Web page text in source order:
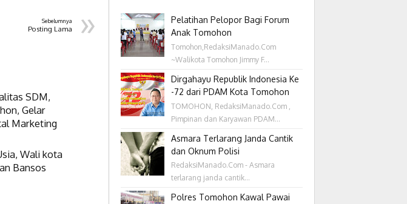
»
Sebelumnya
Posting Lama
SDM,
Gelar
Marketing
Wali kota
Bansos
Pelatihan Pelopor Bagi Forum
Anak Tomohon
Tomohon,RedaksiManado.Com
~Walikota Tomohon Jimmy F...
Dirgahayu Republik Indonesia Ke
-72 dari PDAM Kota Tomohon
TOMOHON, RedaksiManado.Com ,
Pimpinan dan Karyawan PDAM...
Asmara Terlarang Janda Cantik
dan Oknum Polisi
RedaksiManado.Com - Asmara
terlarang janda cantik...
Polres Tomohon Kawal Pawai